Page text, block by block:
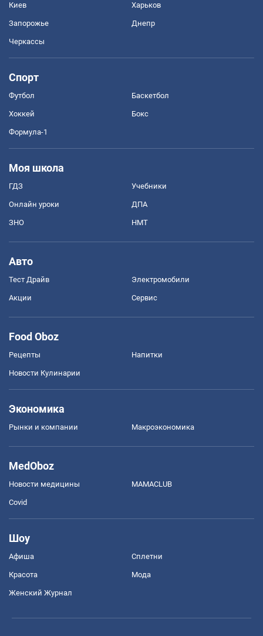
Киев Харьков
Запорожье Днепр
Черкассы
Спорт
Футбол Баскетбол
Хоккей Бокс
Формула-1
Моя школа
ГДЗ Учебники
Онлайн уроки ДПА
ЗНО НМТ
Авто
Тест Драйв Электромобили
Акции Сервис
Food Oboz
Рецепты Напитки
Новости Кулинарии
Экономика
Рынки и компании Mакроэкономика
MedOboz
Новости медицины MAMACLUB
Covid
Шоу
Афиша Сплетни
Красота Мода
Женский Журнал